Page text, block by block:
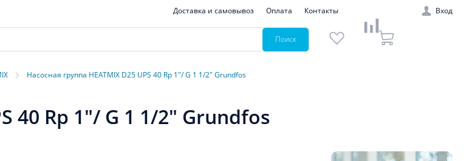
Доставка и самовывоз Оплата Контакты Вход
Поиск
› Насосная группа HEATMIX D25 UPS 40 Rp 1"/ G 1 1/2" Grundfos
40 Rp 1"/ G 1 1/2" Grundfos